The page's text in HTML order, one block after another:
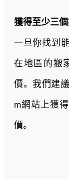
獲得至少三
一旦你找到
在地區的搬
價。我們建
m網站上獲
價。